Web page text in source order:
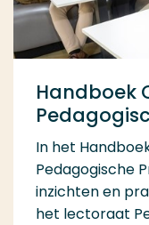
Handboek
In het
Pedagogische
inzichten en
het lectoraat